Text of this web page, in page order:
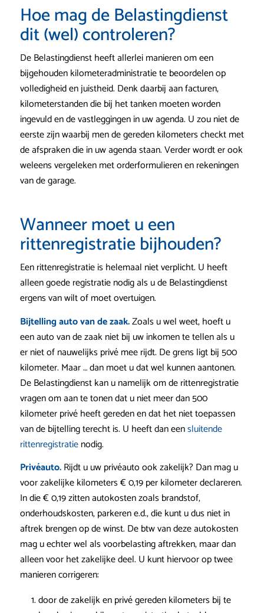
Hoe mag de Belastingdienst
dit (wel) controleren?
De Belastingdienst heeft allerlei manieren om een
bijgehouden kilometeradministratie te beoordelen op
volledigheid en juistheid. Denk daarbij aan facturen,
kilometerstanden die bij het tanken moeten worden
ingevuld en de vastleggingen in uw agenda. U zou niet de
eerste zijn waarbij men de gereden kilometers checkt met
de afspraken die in uw agenda staan. Verder wordt er ook
weleens vergeleken met orderformulieren en rekeningen
van de garage.
Wanneer moet u een
rittenregistratie bijhouden?
Een rittenregistratie is helemaal niet verplicht. U heeft
alleen goede registratie nodig als u de Belastingdienst
ergens van wilt of moet overtuigen.
Bijtelling auto van de zaak.Zoals u wel weet, hoeft u
een auto van de zaak niet bij uw inkomen te tellen als u
er niet of nauwelijks privé mee rijdt. De grens ligt bij 500
kilometer. Maar … dan moet u dat wel kunnen aantonen.
De Belastingdienst kan u namelijk om de rittenregistratie
vragen om aan te tonen dat u niet meer dan 500
kilometer privé heeft gereden en dat het niet toepassen
van de bijtelling terecht is. U heeft dan eensluitende
rittenregistratienodig.
Privéauto.Rijdt u uw privéauto ook zakelijk? Dan mag u
voor zakelijke kilometers € 0,19 per kilometer declareren.
In die € 0,19 zitten autokosten zoals brandstof,
onderhoudskosten, parkeren e.d., die kunt u dus niet in
aftrek brengen op de winst. De btw van deze autokosten
mag u echter wel als voorbelasting aftrekken, maar dan
alleen voor het zakelijke deel. U kunt hiervoor op twee
manieren corrigeren:
door de zakelijk en privé gereden kilometers bij te